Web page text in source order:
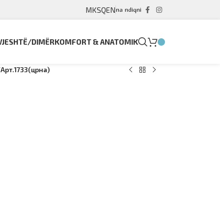
MKSQENna ndiqni
DIMËRKOMFORT & ANATOMIK
Арт.1733(црна)